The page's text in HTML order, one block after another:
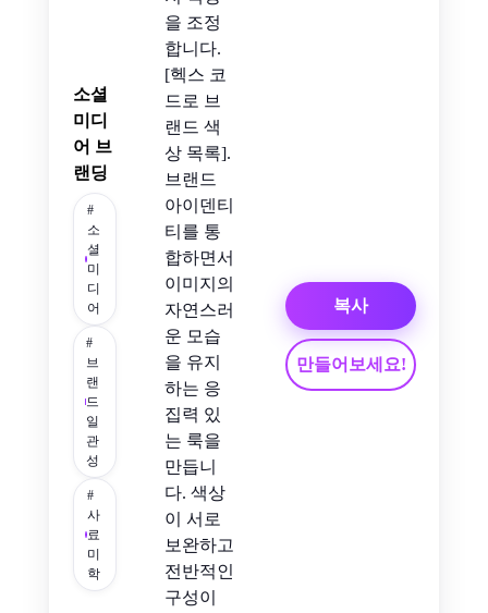
소셜
미디
어 브
랜딩
#
소
셜
미
디
어
#
브
랜
드
일
관
성
#
사
료
미
학
을 조정
합니다.
[헥스 코
드로 브
랜드 색
상 목록].
브랜드
아이덴티
티를 통
합하면서
이미지의
자연스러
운 모습
을 유지
하는 응
집력 있
는 룩을
만듭니
다. 색상
이 서로
보완하고
전반적인
구성이
복사
만들어보세요!